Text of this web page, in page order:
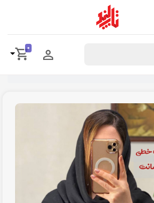
0